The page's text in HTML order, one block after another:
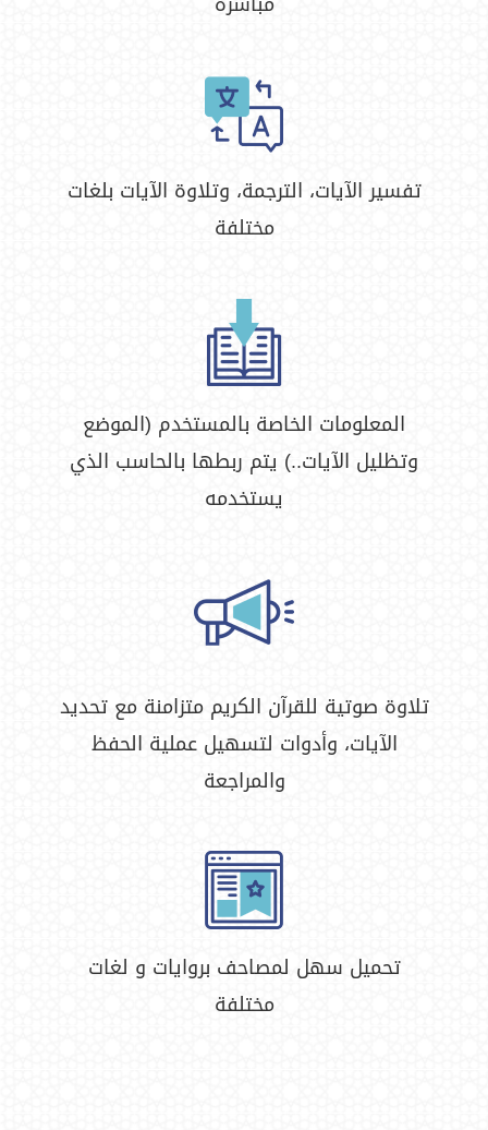
تفسير الآيات، الترجمة، وتلاوة الآيات بلغات
مختلفة
المعلومات الخاصة بالمستخدم (الموضع
وتظليل الآيات..) يتم ربطها بالحاسب الذي
يستخدمه
تلاوة صوتية للقرآن الكريم متزامنة مع تحديد
الآيات، وأدوات لتسهيل عملية الحفظ
والمراجعة
تحميل سهل لمصاحف بروايات و لغات
مختلفة